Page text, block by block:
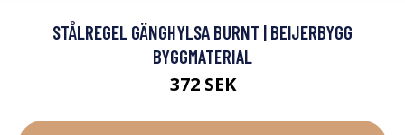
STÅLREGEL GÄNGHYLSA BURNT | BEIJERBYGG
BYGGMATERIAL
372 SEK